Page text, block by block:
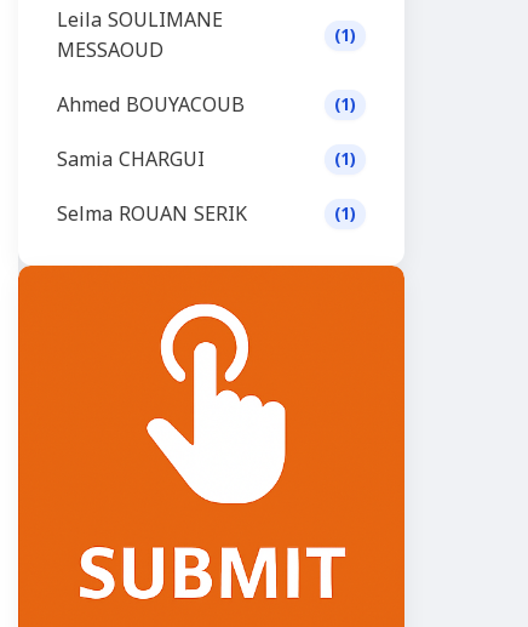
Leila SOULIMANE
MESSAOUD
(1)
Ahmed BOUYACOUB (1)
Samia CHARGUI (1)
Selma ROUAN SERIK (1)